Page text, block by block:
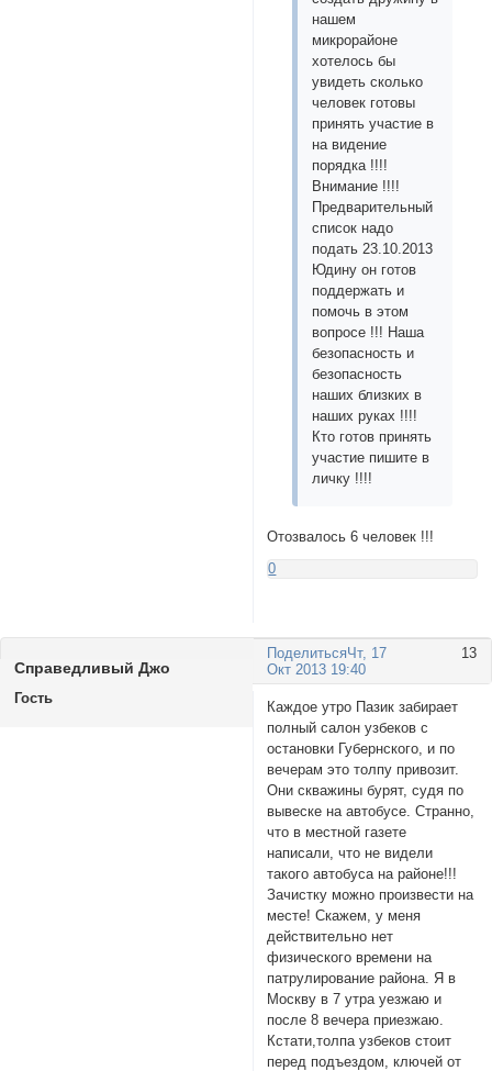
нашем
микрорайоне
хотелось бы
увидеть сколько
человек готовы
принять участие в
на видение
порядка !!!!
Внимание !!!!
Предварительный
список надо
подать 23.10.2013
Юдину он готов
поддержать и
помочь в этом
вопросе !!! Наша
безопасность и
безопасность
наших близких в
наших руках !!!!
Кто готов принять
участие пишите в
личку !!!!
Отозвалось 6 человек !!!
0
Поделиться 13
Чт, 17
Окт 2013 19:40
Справедливый Джо
Гость
Каждое утро Пазик забирает
полный салон узбеков с
остановки Губернского, и по
вечерам это толпу привозит.
Они скважины бурят, судя по
вывеске на автобусе. Странно,
что в местной газете
написали, что не видели
такого автобуса на районе!!!
Зачистку можно произвести на
месте! Скажем, у меня
действительно нет
физического времени на
патрулирование района. Я в
Москву в 7 утра уезжаю и
после 8 вечера приезжаю.
Кстати,толпа узбеков стоит
перед подъездом, ключей от